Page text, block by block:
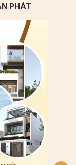
PHÁT